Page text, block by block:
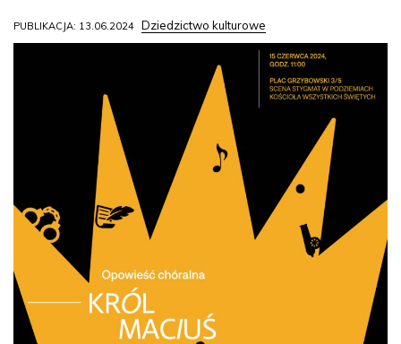
PUBLIKACJA: 13.06.2024 Dziedzictwo kulturowe